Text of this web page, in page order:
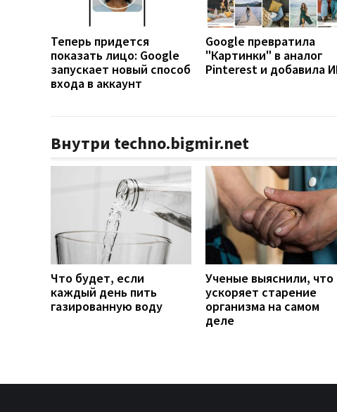
Теперь придется
показать лицо: Google
запускает новый способ
входа в аккаунт
Google превратила
"Картинки" в аналог
Pinterest и добавила
Внутри techno.bigmir.net
Что будет, если
каждый день пить
газированную воду
Ученые выяснили, что
ускоряет старение
организма на самом
деле